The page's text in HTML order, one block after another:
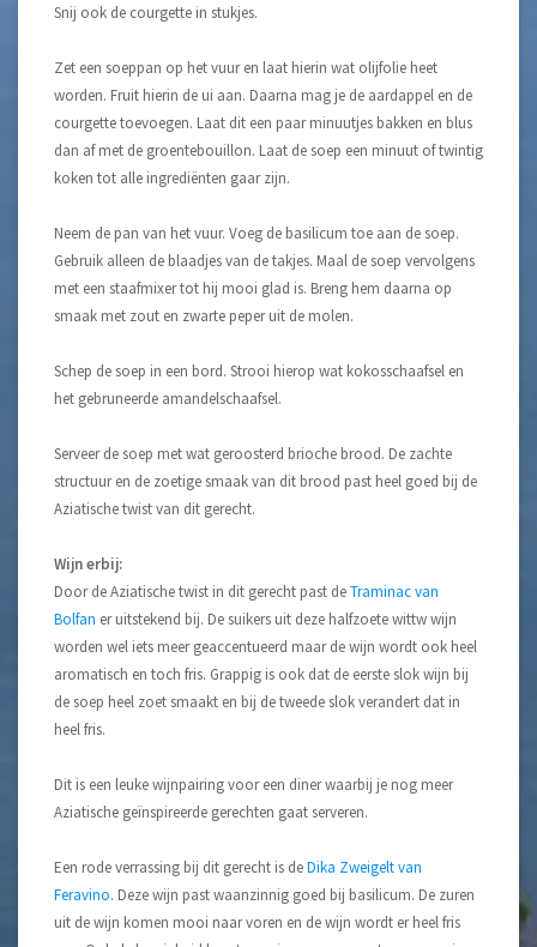
Snij ook de courgette in stukjes.
Zet een soeppan op het vuur en laat hierin wat olijfolie heet
worden. Fruit hierin de ui aan. Daarna mag je de aardappel en de
courgette toevoegen. Laat dit een paar minuutjes bakken en blus
dan af met de groentebouillon. Laat de soep een minuut of twintig
koken tot alle ingrediënten gaar zijn.
Neem de pan van het vuur. Voeg de basilicum toe aan de soep.
Gebruik alleen de blaadjes van de takjes. Maal de soep vervolgens
met een staafmixer tot hij mooi glad is. Breng hem daarna op
smaak met zout en zwarte peper uit de molen.
Schep de soep in een bord. Strooi hierop wat kokosschaafsel en
het gebruneerde amandelschaafsel.
Serveer de soep met wat geroosterd brioche brood. De zachte
structuur en de zoetige smaak van dit brood past heel goed bij de
Aziatische twist van dit gerecht.
Wijn erbij:
Door de Aziatische twist in dit gerecht past deTraminac van
Bolfan er uitstekend bij. De suikers uit deze halfzoete wittw wijn
worden wel iets meer geaccentueerd maar de wijn wordt ook heel
aromatisch en toch fris. Grappig is ook dat de eerste slok wijn bij
de soep heel zoet smaakt en bij de tweede slok verandert dat in
heel fris.
Dit is een leuke wijnpairing voor een diner waarbij je nog meer
Aziatische geïnspireerde gerechten gaat serveren.
Een rode verrassing bij dit gerecht is deDika Zweigelt van
Feravino. Deze wijn past waanzinnig goed bij basilicum. De zuren
uit de wijn komen mooi naar voren en de wijn wordt er heel fris